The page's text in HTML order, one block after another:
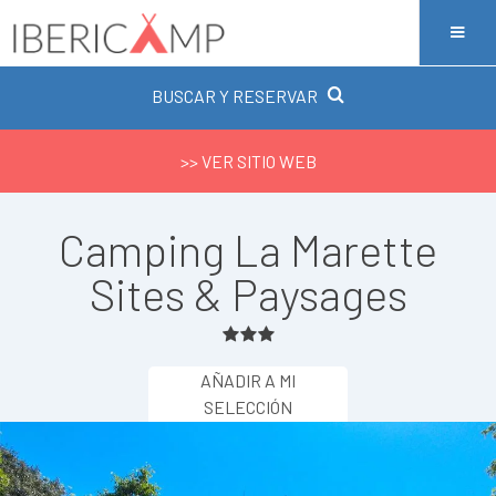
BUSCAR Y RESERVAR
>> VER SITIO WEB
Camping La Marette
Sites & Paysages
AÑADIR A MI
SELECCIÓN